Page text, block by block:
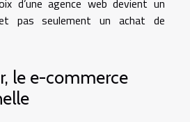
pas seulement un achat de
le e-commerce